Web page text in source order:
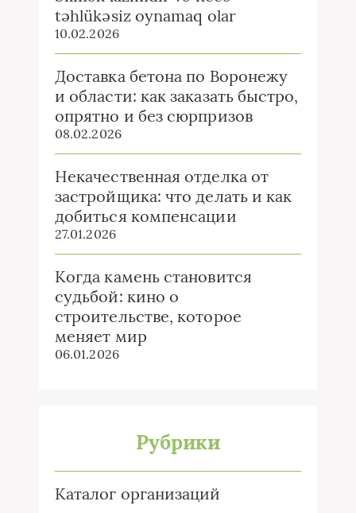
təhlükəsiz oynamaq olar
10.02.2026
Доставка бетона по Воронежу
и области: как заказать быстро,
опрятно и без сюрпризов
08.02.2026
Некачественная отделка от
застройщика: что делать и как
добиться компенсации
27.01.2026
Когда камень становится
судьбой: кино о
строительстве, которое
меняет мир
06.01.2026
Рубрики
Каталог организаций